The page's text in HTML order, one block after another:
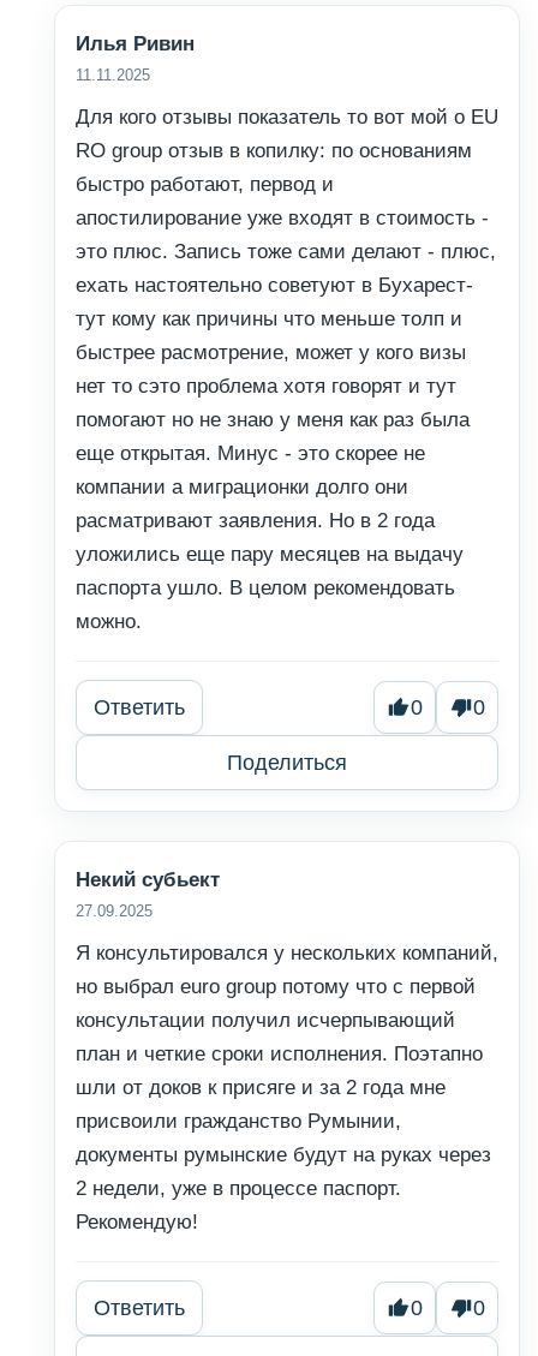
Илья Ривин
11.11.2025
Для кого отзывы показатель то вот мой о EU
RO group отзыв в копилку: по основаниям
быстро работают, первод и
апостилирование уже входят в стоимость -
это плюс. Запись тоже сами делают - плюс,
ехать настоятельно советуют в Бухарест-
тут кому как причины что меньше толп и
быстрее расмотрение, может у кого визы
нет то сэто проблема хотя говорят и тут
помогают но не знаю у меня как раз была
еще открытая. Минус - это скорее не
компании а миграционки долго они
расматривают заявления. Но в 2 года
уложились еще пару месяцев на выдачу
паспорта ушло. В целом рекомендовать
можно.
Ответить 0 0
Поделиться
Некий субьект
27.09.2025
Я консультировался у нескольких компаний,
но выбрал euro group потому что с первой
консультации получил исчерпывающий
план и четкие сроки исполнения. Поэтапно
шли от доков к присяге и за 2 года мне
присвоили гражданство Румынии,
документы румынские будут на руках через
2 недели, уже в процессе паспорт.
Рекомендую!
Ответить 0 0